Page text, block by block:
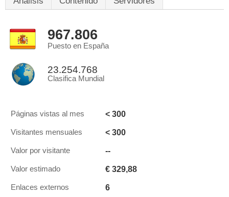
967.806
Puesto en España
23.254.768
Clasifica Mundial
Páginas vistas al mes < 300
Visitantes mensuales < 300
Valor por visitante --
Valor estimado € 329,88
Enlaces externos 6